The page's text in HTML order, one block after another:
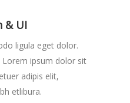
& UI
ligula eget dolor.
Lorem ipsum dolor sit
adipis elit,
etlibura.